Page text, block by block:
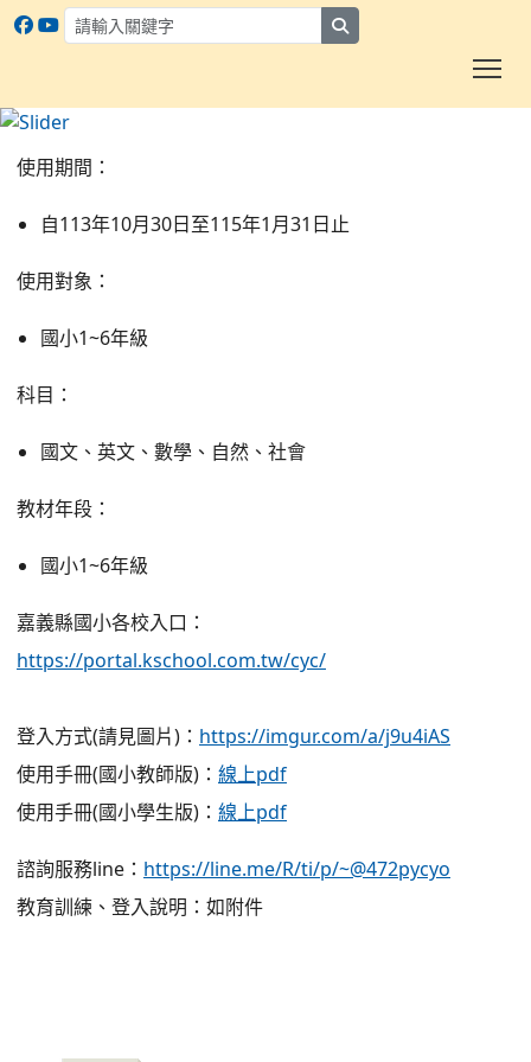
康軒雲學校平台
使用期間：
自113年10月30日至115年1月31日止
使用對象：
國小1~6年級
科目：
國文、英文、數學、自然、社會
教材年段：
國小1~6年級
嘉義縣國小各校入口：
https://portal.kschool.com.tw/cyc/
登入方式(請見圖片)： https://imgur.com/a/j9u4iAS
使用手冊(國小教師版)： 線上pdf
使用手冊(國小學生版)： 線上pdf
諮詢服務line： https://line.me/R/ti/p/~@472pycyo
教育訓練、登入說明：如附件